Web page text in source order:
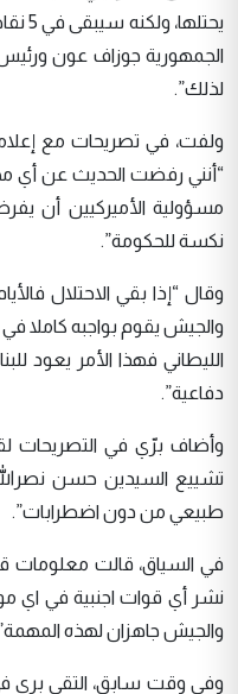
الجمهورية جوزاف عون
لذلك”.
ولفت، في تصريحات مع
“أنني رفضت الحديث عن أي
مسؤولية الأميركيين أن
نكسة للحكومة”.
وقال “إذا بقي الاحتلال
والجيش يقوم بواجبه كاملا
الليطاني فهذا الأمر يعود
دفاعية”.
وأضاف برّي في التصريحات
تشييع السيدين حسن
طبيعي من دون اضطرابات”.
في السياق، قالت معلومات
نشر أي قوات اجنبية في اي
والجيش جاهزان لهذه
وفي وقت سابق، التقى بري في